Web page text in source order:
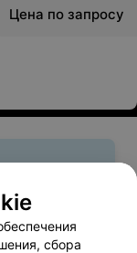
Цена по запросу
в
сбора